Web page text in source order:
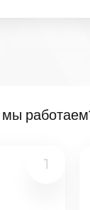
мы
1